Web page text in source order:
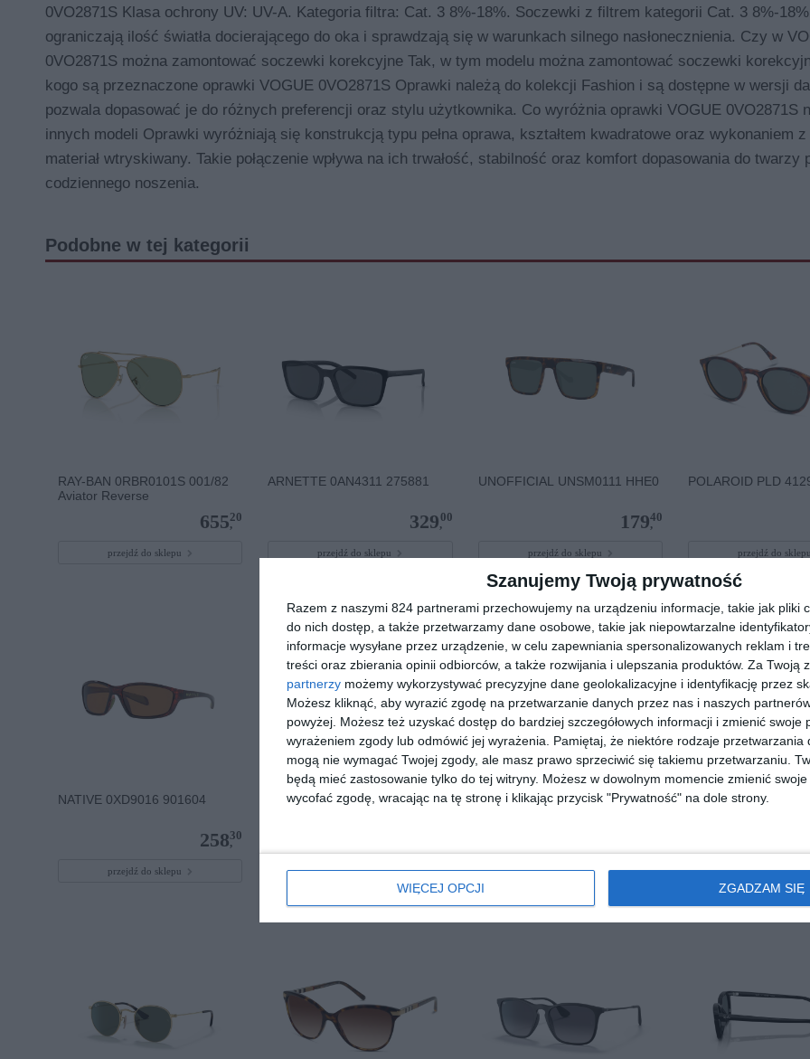
Szanujemy Twoją prywatność
Razem z naszymi 824 partnerami przechowujemy na urządzeniu informacje, takie jak pliki
do nich dostęp, a także przetwarzamy dane osobowe, takie jak niepowtarzalne
informacje wysyłane przez urządzenie, w celu zapewniania spersonalizowanych reklam i
treści oraz zbierania opinii odbiorców, a także rozwijania i ulepszania produktów. Za Twoją
partnerzy możemy wykorzystywać precyzyjne dane geolokalizacyjne i identyfikację przez
Możesz kliknąć, aby wyrazić zgodę na przetwarzanie danych przez nas i naszych
powyżej. Możesz też uzyskać dostęp do bardziej szczegółowych informacji i zmienić swoje
wyrażeniem zgody lub odmówić jej wyrażenia.
Pamiętaj, że niektóre rodzaje przetwarzania
mogą nie wymagać Twojej zgody, ale masz prawo sprzeciwić się takiemu przetwarzaniu.
będą mieć zastosowanie tylko do tej witryny. Możesz w dowolnym momencie zmienić
wycofać zgodę, wracając na tę stronę i klikając przycisk "Prywatność" na dole strony.
WIĘCEJ OPCJI ZGADZAM SIĘ
0VO2871S Klasa ochrony UV: UV-A. Kategoria filtra: Cat. 3 8%-18%. Soczewki z filtrem kategorii Cat. 3 8%-18%
ograniczają ilość światła docierającego do oka i sprawdzają się w warunkach silnego nasłonecznienia. Czy w
0VO2871S można zamontować soczewki korekcyjne Tak, w tym modelu można zamontować soczewki
kogo są przeznaczone oprawki VOGUE 0VO2871S Oprawki należą do kolekcji Fashion i są dostępne w wersji
pozwala dopasować je do różnych preferencji oraz stylu użytkownika. Co wyróżnia oprawki VOGUE 0VO2871S
innych modeli Oprawki wyróżniają się konstrukcją typu pełna oprawa, kształtem kwadratowe oraz wykonaniem z
materiał wtryskiwany. Takie połączenie wpływa na ich trwałość, stabilność oraz komfort dopasowania do twarzy
codziennego noszenia.
Podobne w tej kategorii
RAY-BAN 0RBR0101S 001/82
Aviator Reverse
655,
20
przejdź do sklepu
ARNETTE 0AN4311 275881
329,
00
przejdź do sklepu
UNOFFICIAL UNSM0111 HHE0
179,
40
przejdź do sklepu
POLAROID PLD
przejdź do
NATIVE 0XD9016 901604
258,
30
przejdź do sklepu
EMPORIO ARMANI 0EA4198
przejdź do sklepu
D BY D DBSM5003 GGG0
przejdź do sklepu
OAKLEY Sylas
przejdź do